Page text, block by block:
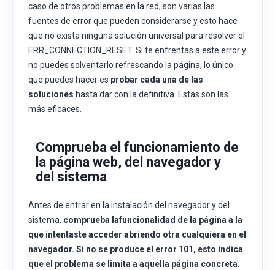
caso de otros problemas en la red, son varias las
fuentes de error que pueden considerarse y esto hace
que no exista ninguna solución universal para resolver el
ERR_CONNECTION_RESET. Si te enfrentas a este error y
no puedes solventarlo refrescando la página, lo único
que puedes hacer es probar cada una de las
soluciones hasta dar con la definitiva. Estas son las
más eficaces.
Comprueba el funcionamiento de
la página web, del navegador y
del sistema
Antes de entrar en la instalación del navegador y del
sistema, comprueba lafuncionalidad de la página a la
que intentaste acceder abriendo otra cualquiera en el
navegador. Si no se produce el error 101, esto indica
que el problema se limita a aquella página concreta.